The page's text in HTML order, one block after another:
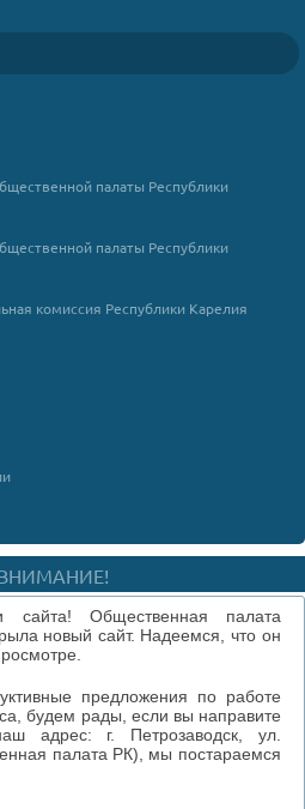
палаты Республики
палаты Республики
комиссия Республики Карелия
сайта! Общественная палата
новый сайт. Надеемся, что он
предложения по работе
будем рады, если вы направите
адрес: г. Петрозаводск, ул.
палата РК), мы постараемся